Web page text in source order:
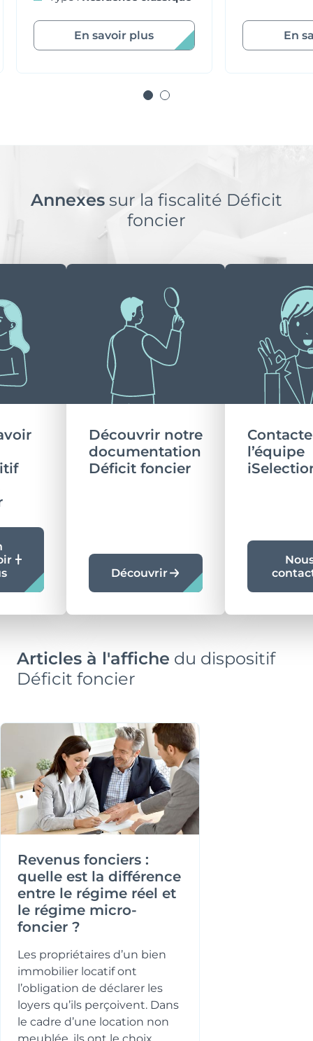
En savoir plus En
Annexes sur la fiscalité Déficit
foncier
Découvrir notre
documentation
Déficit foncier
Découvrir
l’équipe
Articles à l'affiche du dispositif
Déficit foncier
Revenus fonciers :
quelle est la différence
entre le régime réel et
le régime micro-
foncier ?
Les propriétaires d’un bien
immobilier locatif ont
l’obligation de déclarer les
loyers qu’ils perçoivent. Dans
le cadre d’une location non